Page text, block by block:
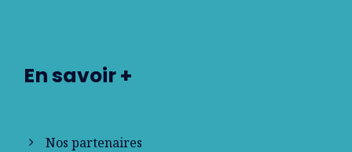
En savoir +
Nos partenaires